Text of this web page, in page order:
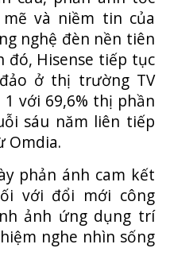
và niềm tin của
nghệ đèn nền tiên
đó, Hisense tiếp tục
ở thị trường TV
với 69,6% thị phần
sáu năm liên tiếp
Omdia.
phản ánh cam kết
với đổi mới công
ảnh ứng dụng trí
nghe nhìn sống